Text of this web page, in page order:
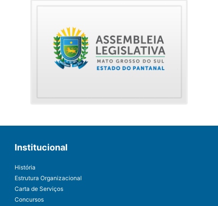
Institucional
História
Estrutura Organizacional
Carta de Serviços
Concursos